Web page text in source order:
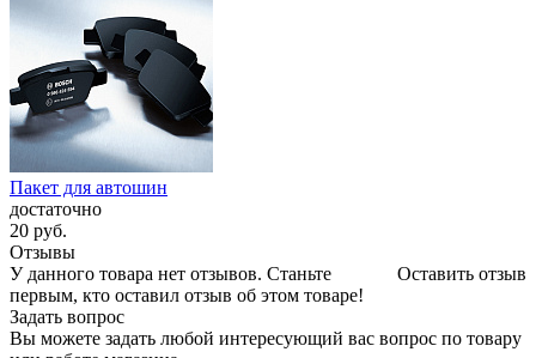
Пакет для автошин
достаточно
20 руб.
Отзывы
Оставить отзыв
У данного товара нет отзывов. Станьте
первым, кто оставил отзыв об этом товаре!
Задать вопрос
Вы можете задать любой интересующий вас вопрос по товару